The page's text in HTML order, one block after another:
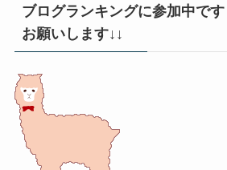
ブログランキングに参加中で
お願いします↓↓